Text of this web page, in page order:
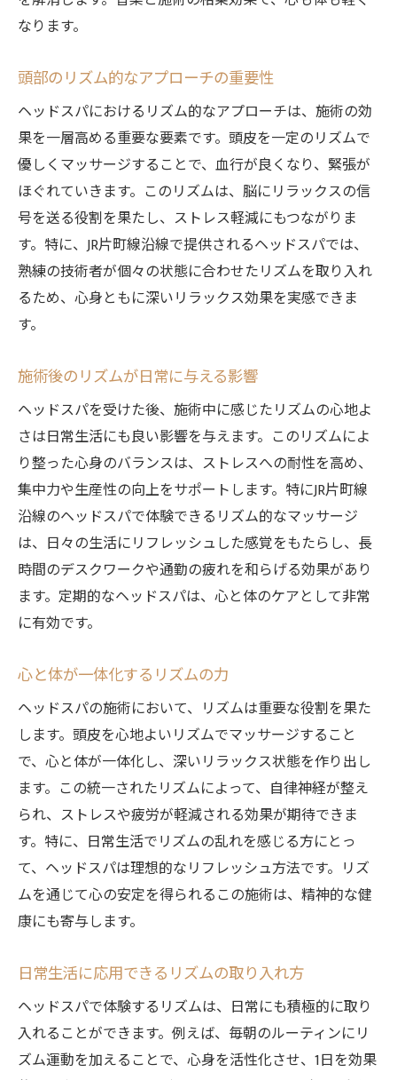
なります。
頭部のリズム的なアプローチの重要性
ヘッドスパにおけるリズム的なアプローチは、施術の効
果を一層高める重要な要素です。頭皮を一定のリズムで
優しくマッサージすることで、血行が良くなり、緊張が
ほぐれていきます。このリズムは、脳にリラックスの信
号を送る役割を果たし、ストレス軽減にもつながりま
す。特に、JR片町線沿線で提供されるヘッドスパでは、
熟練の技術者が個々の状態に合わせたリズムを取り入れ
るため、心身ともに深いリラックス効果を実感できま
す。
施術後のリズムが日常に与える影響
ヘッドスパを受けた後、施術中に感じたリズムの心地よ
さは日常生活にも良い影響を与えます。このリズムによ
り整った心身のバランスは、ストレスへの耐性を高め、
集中力や生産性の向上をサポートします。特にJR片町線
沿線のヘッドスパで体験できるリズム的なマッサージ
は、日々の生活にリフレッシュした感覚をもたらし、長
時間のデスクワークや通勤の疲れを和らげる効果があり
ます。定期的なヘッドスパは、心と体のケアとして非常
に有効です。
心と体が一体化するリズムの力
ヘッドスパの施術において、リズムは重要な役割を果た
します。頭皮を心地よいリズムでマッサージすること
で、心と体が一体化し、深いリラックス状態を作り出し
ます。この統一されたリズムによって、自律神経が整え
られ、ストレスや疲労が軽減される効果が期待できま
す。特に、日常生活でリズムの乱れを感じる方にとっ
て、ヘッドスパは理想的なリフレッシュ方法です。リズ
ムを通じて心の安定を得られるこの施術は、精神的な健
康にも寄与します。
日常生活に応用できるリズムの取り入れ方
ヘッドスパで体験するリズムは、日常にも積極的に取り
入れることができます。例えば、毎朝のルーティンにリ
ズム運動を加えることで、心身を活性化させ、1日を効果